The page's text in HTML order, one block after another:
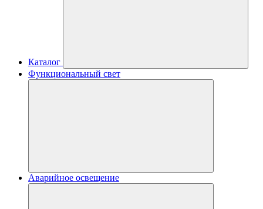
Каталог
Функциональный свет
Аварийное освещение